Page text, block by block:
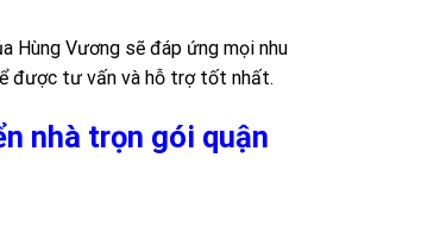
Hùng Vương sẽ đáp ứng mọi nhu
được tư vấn và hỗ trợ tốt nhất.
nhà trọn gói quận